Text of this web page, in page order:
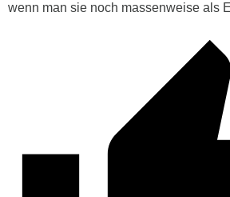
wenn man sie noch massenweise als